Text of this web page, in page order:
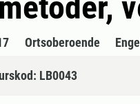
Ortsoberoende
LB0043